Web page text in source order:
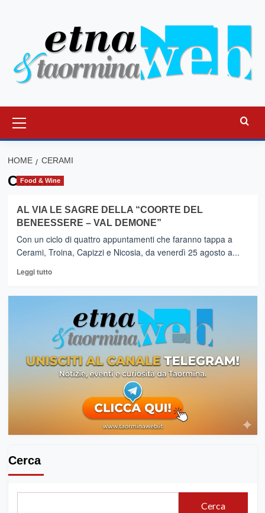
principale
HOME CERAMI
Cerami
Food & Wine
AL VIA LE SAGRE DELLA “COORTE DEL
BENEESSERE – VAL DEMONE”
Con un ciclo di quattro appuntamenti che faranno tappa a
Cerami, Troina, Capizzi e Nicosia, da venerdì 25 agosto a...
Leggi tuttoLeggi
VIA
LE
SAGRE
DELLA
“COORTE
Cerca
Cerca